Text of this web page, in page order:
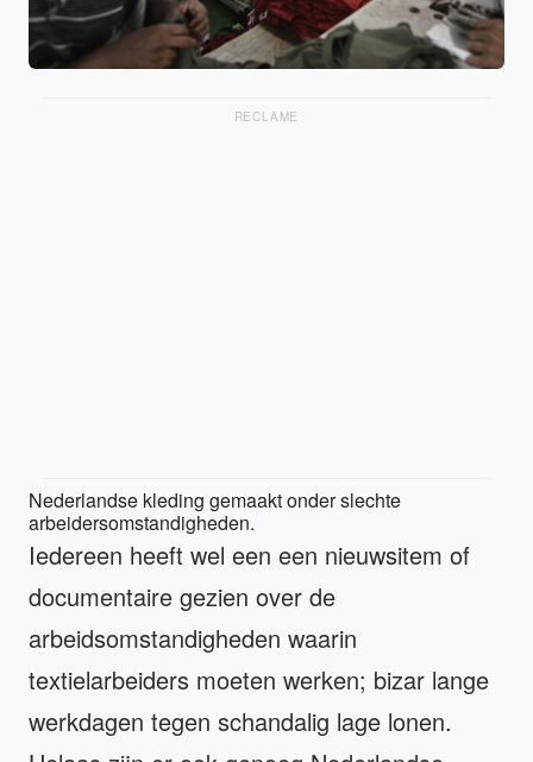
RECLAME
Nederlandse kleding gemaakt onder slechte
arbeidersomstandigheden.
Iedereen heeft wel een een nieuwsitem of
documentaire gezien over de
arbeidsomstandigheden waarin
textielarbeiders moeten werken; bizar lange
werkdagen tegen schandalig lage lonen.